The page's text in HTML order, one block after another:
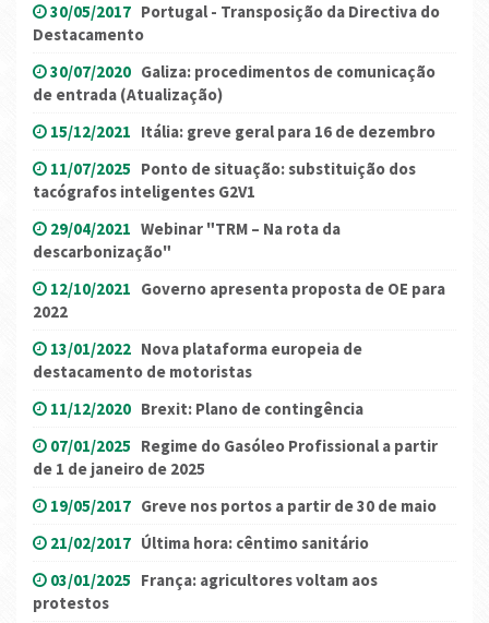
30/05/2017 Portugal - Transposição da Directiva do
Destacamento
30/07/2020 Galiza: procedimentos de comunicação
de entrada (Atualização)
15/12/2021 Itália: greve geral para 16 de dezembro
11/07/2025 Ponto de situação: substituição dos
tacógrafos inteligentes G2V1
29/04/2021 Webinar "TRM – Na rota da
descarbonização"
12/10/2021 Governo apresenta proposta de OE para
2022
13/01/2022 Nova plataforma europeia de
destacamento de motoristas
11/12/2020 Brexit: Plano de contingência
07/01/2025 Regime do Gasóleo Profissional a partir
de 1 de janeiro de 2025
19/05/2017 Greve nos portos a partir de 30 de maio
21/02/2017 Última hora: cêntimo sanitário
03/01/2025 França: agricultores voltam aos
protestos